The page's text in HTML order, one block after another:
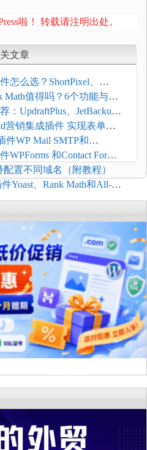
啦！ 转载请注明出处。
文章
怎么选？ShortPixel、
全面对比
Math值得吗？6个功能与切
：UpdraftPlus、JetBackup
营销集成插件 实现表单联
件WP Mail SMTP和
WPForms 和Contact Form 7
配置不同域名（附教程）
Yoast、Rank Math和All-in-